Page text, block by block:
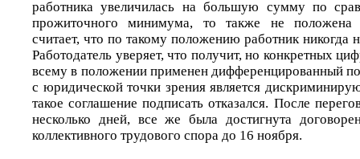
работника увеличилась на большую сумму по
прожиточного минимума, то также не положена
считает, что по такому положению работник никогда
Работодатель уверяет, что получит, но конкретных
всему в положении применен дифференцированный
с юридической точки зрения является
такое соглашение подписать отказался. После
несколько дней, все же была достигнута
коллективного трудового спора до 16 ноября.